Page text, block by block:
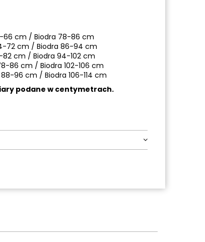
cm / Biodra 78-86 cm
72 cm / Biodra 86-94 cm
cm / Biodra 94-102 cm
86 cm / Biodra 102-106 cm
96 cm / Biodra 106-114 cm
podane w centymetrach.